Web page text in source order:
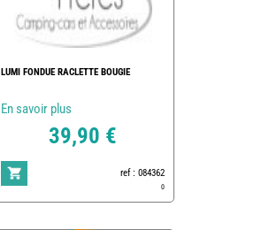
LUMI FONDUE RACLETTE BOUGIE
En savoir plus
39,90 €
ref : 084362
0